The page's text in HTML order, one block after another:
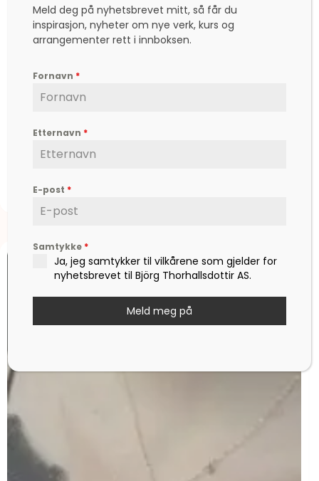
Kunstplakat: “LIVET”
499,00
Meld deg på nyhetsbrevet mitt, så får du
inspirasjon, nyheter om nye verk, kurs og
arrangementer rett i innboksen.
Fornavn *
Etternavn *
E-post *
Samtykke *
Ja, jeg samtykker til vilkårene som gjelder for
nyhetsbrevet til Björg Thorhallsdottir AS.
Meld meg på